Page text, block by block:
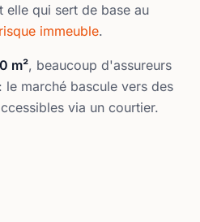
elle qui sert de base au
immeuble.
m², beaucoup d'assureurs
le marché bascule vers des
via un courtier.